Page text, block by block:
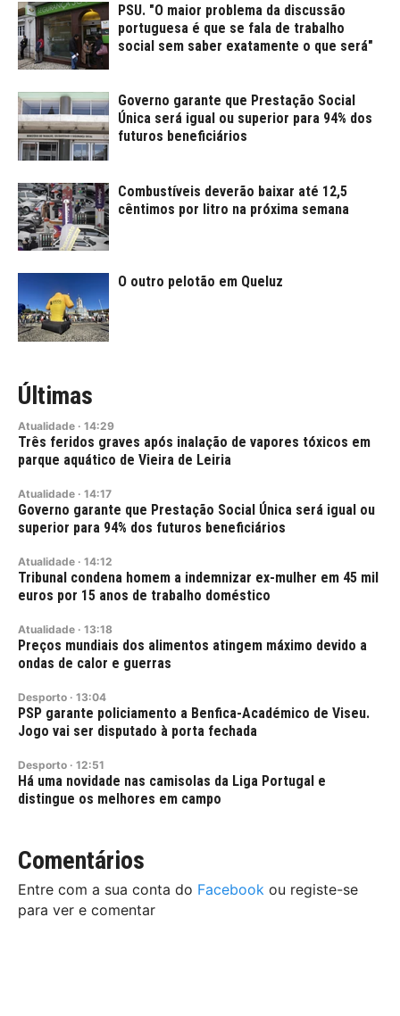
PSU. "O maior problema da discussão
portuguesa é que se fala de trabalho
social sem saber exatamente o que será"
Governo garante que Prestação Social
Única será igual ou superior para 94% dos
futuros beneficiários
Combustíveis deverão baixar até 12,5
cêntimos por litro na próxima semana
O outro pelotão em Queluz
Últimas
Atualidade · 14:29
Três feridos graves após inalação de vapores tóxicos em
parque aquático de Vieira de Leiria
Atualidade · 14:17
Governo garante que Prestação Social Única será igual ou
superior para 94% dos futuros beneficiários
Atualidade · 14:12
Tribunal condena homem a indemnizar ex-mulher em 45 mil
euros por 15 anos de trabalho doméstico
Atualidade · 13:18
Preços mundiais dos alimentos atingem máximo devido a
ondas de calor e guerras
Desporto · 13:04
PSP garante policiamento a Benfica-Académico de Viseu.
Jogo vai ser disputado à porta fechada
Desporto · 12:51
Há uma novidade nas camisolas da Liga Portugal e
distingue os melhores em campo
Comentários
Entre com a sua conta do Facebook ou registe-se
para ver e comentar